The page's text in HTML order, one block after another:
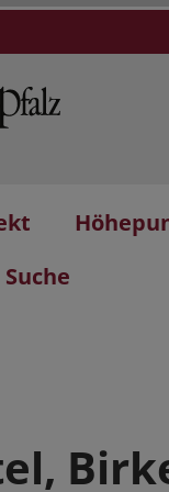
Suche